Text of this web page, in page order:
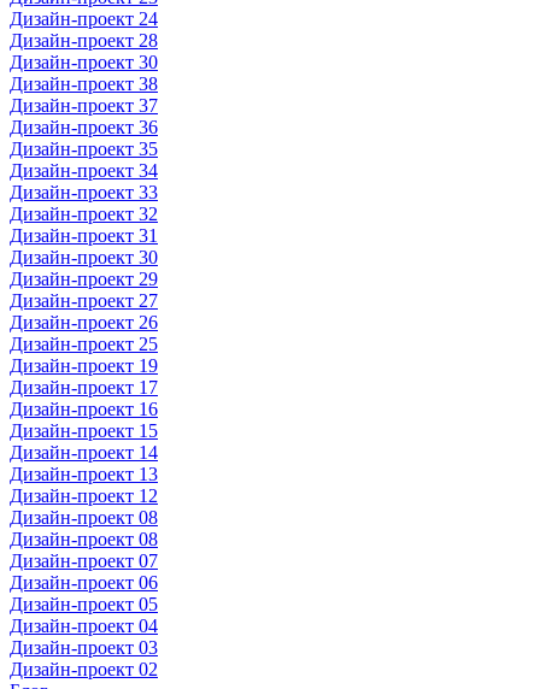
Дизайн-проект 24
Дизайн-проект 28
Дизайн-проект 30
Дизайн-проект 38
Дизайн-проект 37
Дизайн-проект 36
Дизайн-проект 35
Дизайн-проект 34
Дизайн-проект 33
Дизайн-проект 32
Дизайн-проект 31
Дизайн-проект 30
Дизайн-проект 29
Дизайн-проект 27
Дизайн-проект 26
Дизайн-проект 25
Дизайн-проект 19
Дизайн-проект 17
Дизайн-проект 16
Дизайн-проект 15
Дизайн-проект 14
Дизайн-проект 13
Дизайн-проект 12
Дизайн-проект 08
Дизайн-проект 08
Дизайн-проект 07
Дизайн-проект 06
Дизайн-проект 05
Дизайн-проект 04
Дизайн-проект 03
Дизайн-проект 02